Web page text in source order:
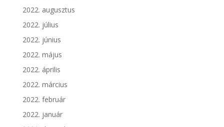
2022. augusztus
2022. július
2022. június
2022. május
2022. április
2022. március
2022. február
2022. január